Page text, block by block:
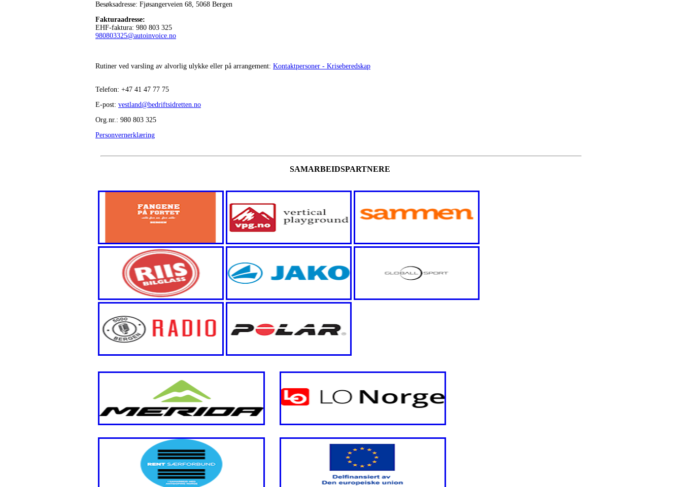
Besøksadresse: Fjøsangerveien 68, 5068 Bergen
Fakturaadresse:
EHF-faktura: 980 803 325
980803325@autoinvoice.no
Rutiner ved varsling av alvorlig ulykke eller på arrangement: Kontaktpersoner - Kriseberedskap
Telefon: +47 41 47 77 75
E-post: vestland@bedriftsidretten.no
Org.nr.: 980 803 325
Personvernerklæring
SAMARBEIDSPARTNERE